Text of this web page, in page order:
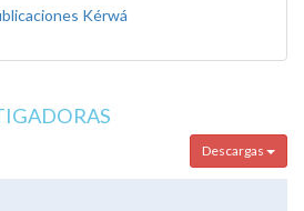
Kérwá
Descargas